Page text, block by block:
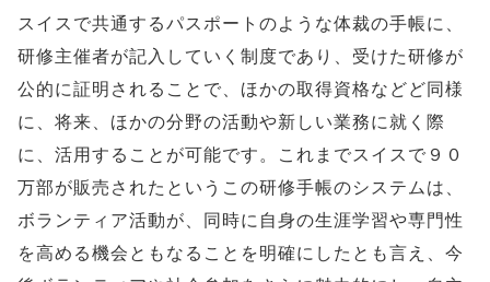
スイスで共通するパスポートのような体裁の手帳に、
研修主催者が記入していく制度であり、受けた研修が
公的に証明されることで、ほかの取得資格などど同様
に、将来、ほかの分野の活動や新しい業務に就く際
に、活用することが可能です。これまでスイスで９０
万部が販売されたというこの研修手帳のシステムは、
ボランティア活動が、同時に自身の生涯学習や専門性
を高める機会ともなることを明確にしたとも言え、今